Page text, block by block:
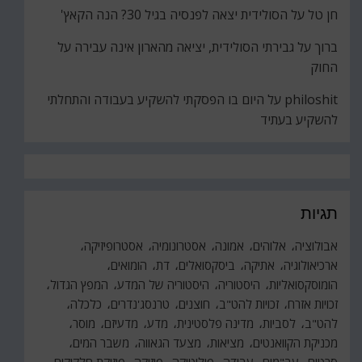
חן טל על הסולידית יצאה לפנסיה בגיל 30? הנה הקאץ'
ברוך על גבירתי הסולידית, יציאה מהארון אינה עבירה על
החוק
philoshit על היום בו הפסקתי להשקיע בעבודה והתחלתי
להשקיע בעתיד
תגיות
אבולוציה אלוהים אמונה אסטרונומיה
אסטרופיזיקה
ארכיאולוגיה
אתיקה ביסקסואלים דת הומואים
הומוסקסואליות היסטוריה היסטוריה של המדע המפץ הגדול
זכויות אזרח זכויות להט"ב חוצנים טרנסג'נדרים
כלכלה
להט"ב
לסביות מדינה פלסטינית מדע מדעיזם
מוסר
מכניקת הקוואנטים
מציאות מצעד הגאווה
משבר המים